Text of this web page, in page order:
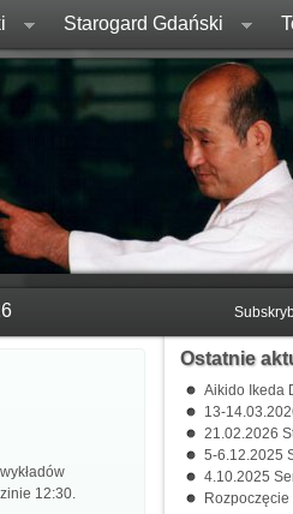
Starogard Gdański
12:30.
Ostatnie
Aikido Ikeda
13-
21.02.2026
5-6.12.2025
4.10.2025